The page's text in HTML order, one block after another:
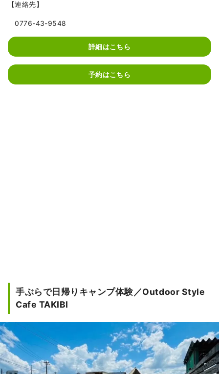
【連絡先】
0776-43-9548
詳細はこちら
予約はこちら
手ぶらで日帰りキャンプ体験／Outdoor Style
Cafe TAKIBI